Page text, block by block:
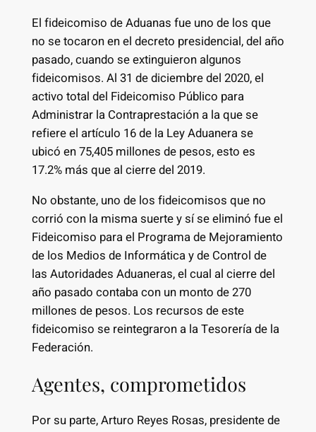
El fideicomiso de Aduanas fue uno de los que
no se tocaron en el decreto presidencial, del año
pasado, cuando se extinguieron algunos
fideicomisos. Al 31 de diciembre del 2020, el
activo total del Fideicomiso Público para
Administrar la Contraprestación a la que se
refiere el artículo 16 de la Ley Aduanera se
ubicó en 75,405 millones de pesos, esto es
17.2% más que al cierre del 2019.
No obstante, uno de los fideicomisos que no
corrió con la misma suerte y sí se eliminó fue el
Fideicomiso para el Programa de Mejoramiento
de los Medios de Informática y de Control de
las Autoridades Aduaneras, el cual al cierre del
año pasado contaba con un monto de 270
millones de pesos. Los recursos de este
fideicomiso se reintegraron a la Tesorería de la
Federación.
Agentes, comprometidos
Por su parte, Arturo Reyes Rosas, presidente de